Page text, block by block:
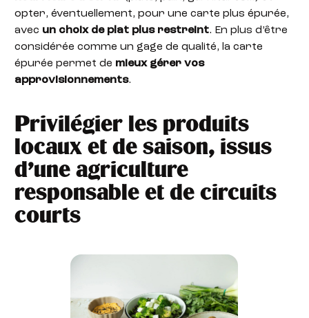
opter, éventuellement, pour une carte plus épurée,
avec un choix de plat plus restreint. En plus d’être
considérée comme un gage de qualité, la carte
épurée permet de mieux gérer vos
approvisionnements.
Privilégier les produits
locaux et de saison, issus
d’une agriculture
responsable et de circuits
courts